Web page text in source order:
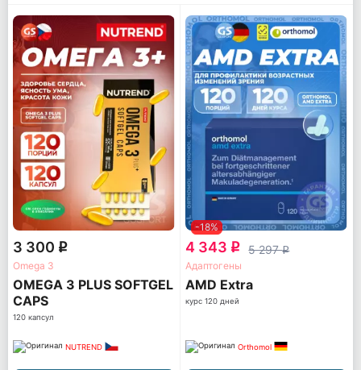
3 300 q
Omega 3
OMEGA 3 PLUS SOFTGEL
CAPS
120 капсул
NUTREND
-18%
4 343 q 5 297q
Адаптогены
AМD Extra
курс 120 дней
Orthomol